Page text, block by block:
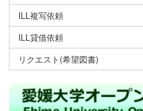
ILL複写依頼
ILL貸借依頼
リクエスト(希望図書)